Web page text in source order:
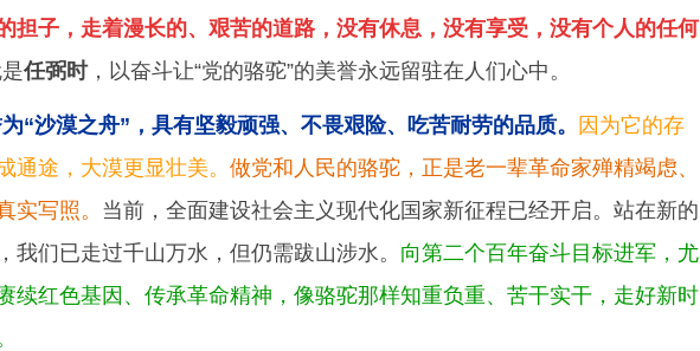
担子，走着漫长的、艰苦的道路，没有休息，没有享受，没有个人的任何
任弼时，以奋斗让“党的骆驼”的美誉永远留驻在人们心中。
“沙漠之舟”，具有坚毅顽强、不畏艰险、吃苦耐劳的品质。
因为它的存
通途，大漠更显壮美。 做党和人民的骆驼，正是老一辈革命家殚精竭虑、
实写照。 当前，全面建设社会主义现代化国家新征程已经开启。站在新的
我们已走过千山万水，但仍需跋山涉水。 向第二个百年奋斗目标进军，尤
续红色基因、传承革命精神，像骆驼那样知重负重、苦干实干，走好新时